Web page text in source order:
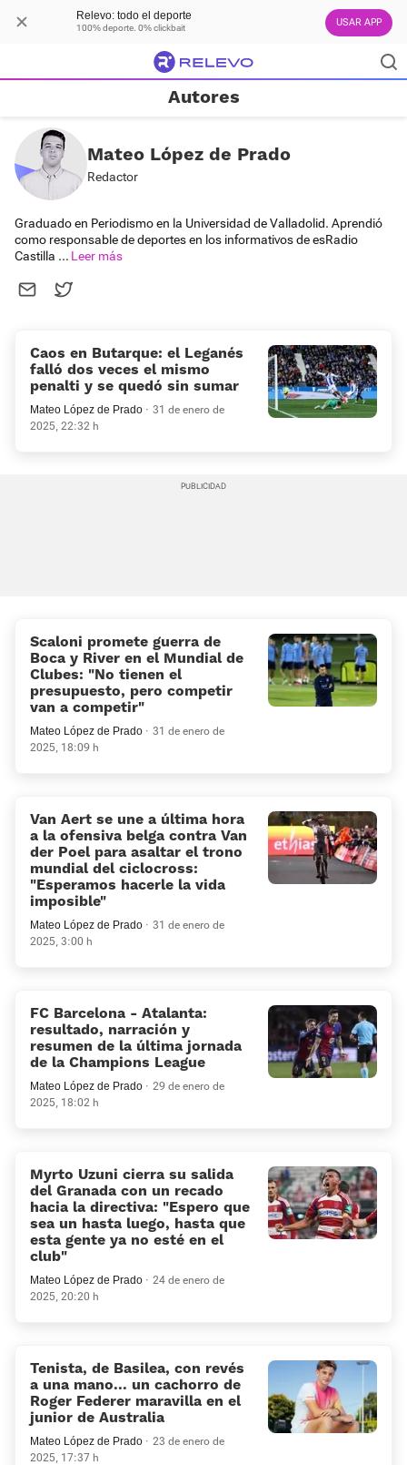
Relevo: todo el deporte
100% deporte. 0% clickbait USAR APP
Autores
Mateo López de Prado
Redactor
Graduado en Periodismo en la Universidad de Valladolid. Aprendió
como responsable de deportes en los informativos de esRadio
Castilla ...
Caos en Butarque: el Leganés
falló dos veces el mismo
penalti y se quedó sin sumar
Mateo López de Prado
31 de enero de
2025, 22:32 h
Scaloni promete guerra de
Boca y River en el Mundial de
Clubes: «No tienen el
presupuesto, pero competir
van a competir»
Mateo López de Prado
31 de enero de
2025, 18:09 h
Van Aert se une a última hora
a la ofensiva belga contra Van
der Poel para asaltar el trono
mundial del ciclocross:
“Esperamos hacerle la vida
imposible”
Mateo López de Prado
31 de enero de
2025, 3:00 h
FC Barcelona - Atalanta:
resultado, narración y
resumen de la última jornada
de la Champions League
Mateo López de Prado
29 de enero de
2025, 18:02 h
Myrto Uzuni cierra su salida
del Granada con un recado
hacia la directiva: «Espero que
sea un hasta luego, hasta que
esta gente ya no esté en el
club»
Mateo López de Prado
24 de enero de
2025, 20:20 h
Tenista, de Basilea, con revés
a una mano... un cachorro de
Roger Federer maravilla en el
junior de Australia
Mateo López de Prado
23 de enero de
2025, 17:37 h